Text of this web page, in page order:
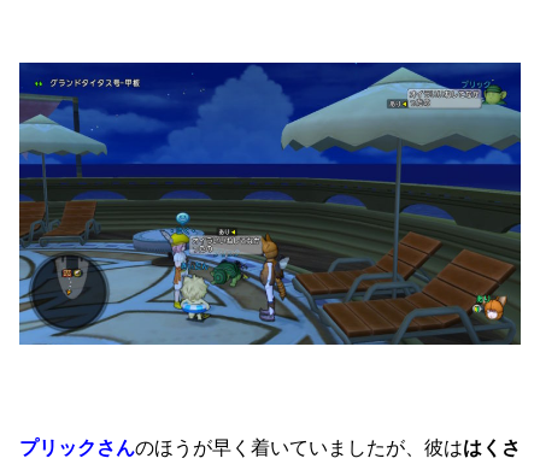
プリックさんのほうが早く着いていましたが、彼ははくさ